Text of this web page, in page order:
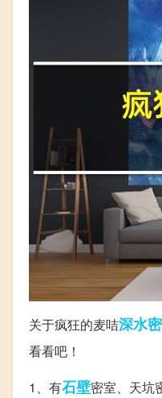
关于疯狂的麦咭深水
看看吧！
1、有石壁密室、天坑